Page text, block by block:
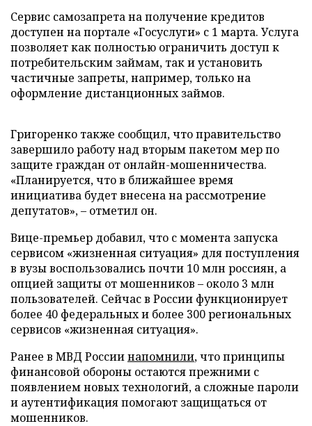
Сервис самозапрета на получение кредитов
доступен на портале «Госуслуги» с 1 марта. Услуга
позволяет как полностью ограничить доступ к
потребительским займам, так и установить
частичные запреты, например, только на
оформление дистанционных займов.
Григоренко также сообщил, что правительство
завершило работу над вторым пакетом мер по
защите граждан от онлайн-мошенничества.
«Планируется, что в ближайшее время
инициатива будет внесена на рассмотрение
депутатов», – отметил он.
Вице-премьер добавил, что с момента запуска
сервисом «жизненная ситуация» для поступления
в вузы воспользовались почти 10 млн россиян, а
опцией защиты от мошенников – около 3 млн
пользователей. Сейчас в России функционирует
более 40 федеральных и более 300 региональных
сервисов «жизненная ситуация».
Ранее в МВД Россиинапомнили, что принципы
финансовой обороны остаются прежними с
появлением новых технологий, а сложные пароли
и аутентификация помогают защищаться от
мошенников.